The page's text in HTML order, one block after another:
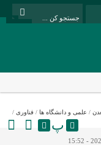
/ علمی و دانشگاه ها / فناوری /
پ